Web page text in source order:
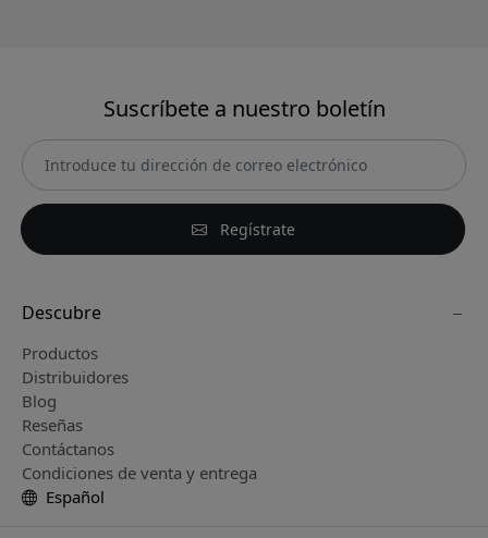
Suscríbete a nuestro boletín
Regístrate
Descubre
Productos
Distribuidores
Blog
Reseñas
Contáctanos
Condiciones de venta y entrega
Español